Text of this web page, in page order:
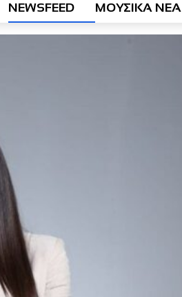
NEWSFEED ΜΟΥΣΙΚΑ ΝΕΑ